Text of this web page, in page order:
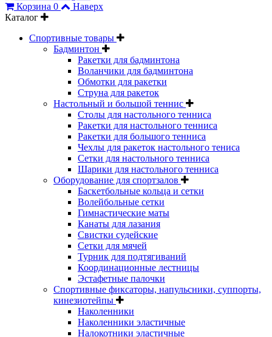
Корзина 0
Наверх
Каталог
Спортивные товары
Бадминтон
Ракетки для бадминтона
Воланчики для бадминтона
Обмотки для ракетки
Струна для ракеток
Настольный и большой теннис
Столы для настольного тенниса
Ракетки для настольного тенниса
Ракетки для большого тенниса
Чехлы для ракеток настольного тениса
Сетки для настольного тенниса
Шарики для настольного тенниса
Оборудование для спортзалов
Баскетбольные кольца и сетки
Волейбольные сетки
Гимнастические маты
Канаты для лазания
Свистки судейские
Сетки для мячей
Турник для подтягиваний
Координационные лестницы
Эстафетные палочки
Спортивные фиксаторы, напульсники, суппорты,
кинезиотейпы
Наколенники
Наколенники эластичные
Налокотники эластичные